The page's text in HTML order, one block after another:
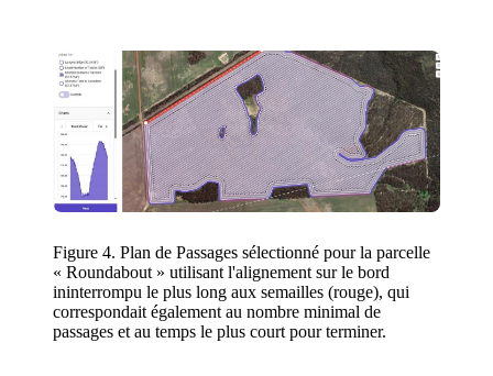
Figure 4. Plan de Passages sélectionné pour la parcelle
« Roundabout » utilisant l'alignement sur le bord
ininterrompu le plus long aux semailles (rouge), qui
correspondait également au nombre minimal de
passages et au temps le plus court pour terminer.